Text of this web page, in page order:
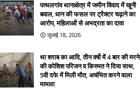
पत्थलगांव थानाक्षेत्र में जमीन विवाद में खूनी
बवाल, धान की फसल पर ट्रैक्टर चढ़ाने का
आरोप, महिलाओं से अभद्रता का दावा
जुलाई 18, 2026
था शराब का आदि, तीन वर्षो में 4 बार की मरने
की कोशिश परिजन व किस्मत ने दिया साथ,
5वी दफे में मिली मौत, अचंभित करने वाला
मामला